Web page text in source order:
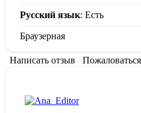
Русский язык: Есть
Браузерная
Написать отзыв